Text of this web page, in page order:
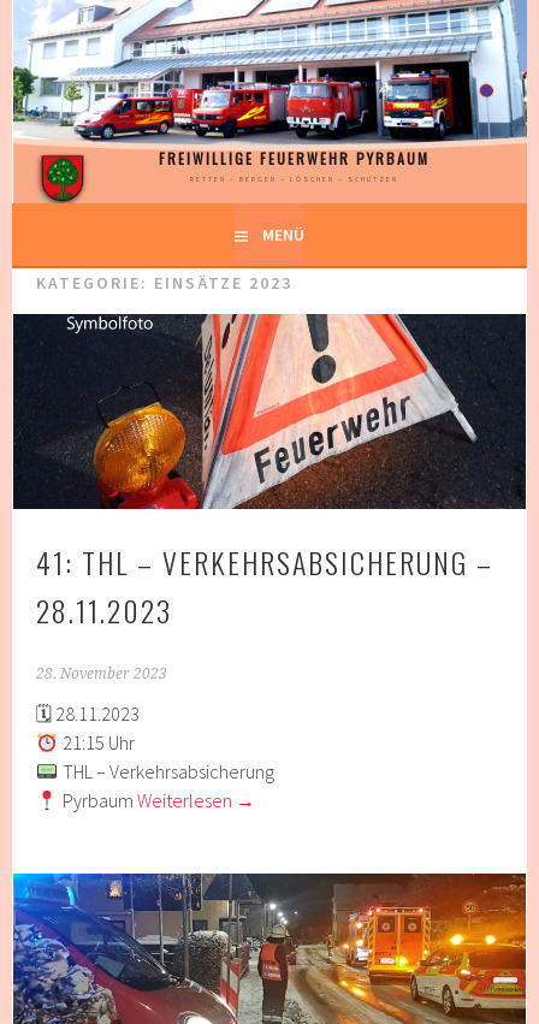
Springe
zum
Inhalt
FREIWILLIGE FEUERWEHR PYRBAUM
RETTEN – BERGEN – LÖSCHEN – SCHÜTZEN
MENÜ
KATEGORIE: EINSÄTZE 2023
41: THL – VERKEHRSABSICHERUNG –
28.11.2023
28. November 2023
🗓 28.11.2023
21:15 Uhr
THL – Verkehrsabsicherung
Pyrbaum Weiterlesen →